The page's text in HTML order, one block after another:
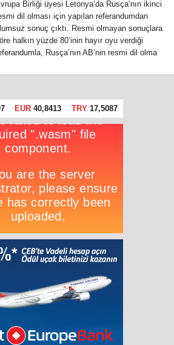
Birliği üyesi Letonya’da Rusça’nın ikinci
dil olması için yapılan referandumdan
sonuç çıktı. Resmi olmayan sonuçlara
halkın yüzde 80’inin hayır oyu verdiği
Rusça’nın AB’nin resmi dil olma
EUR 40,8413 TRY 17,5087